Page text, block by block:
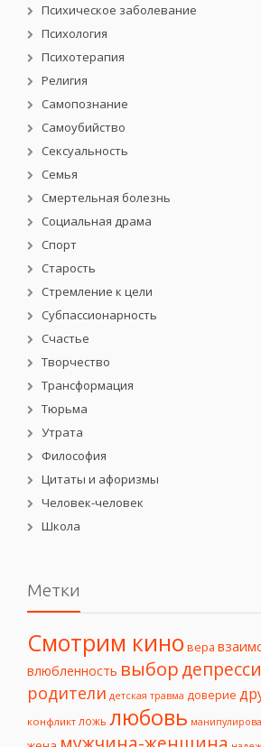
Психическое заболевание
Психология
Психотерапия
Религия
Самопознание
Самоубийство
Сексуальность
Семья
Смертельная болезнь
Социальная драма
Спорт
Старость
Стремление к цели
Субпассионарность
Счастье
Творчество
Трансформация
Тюрьма
Утрата
Философия
Цитаты и афоризмы
Человек-человек
Школа
Метки
Смотрим кино вера
влюбленность выбор
родители детская травма доверие
конфликт ложь любовь